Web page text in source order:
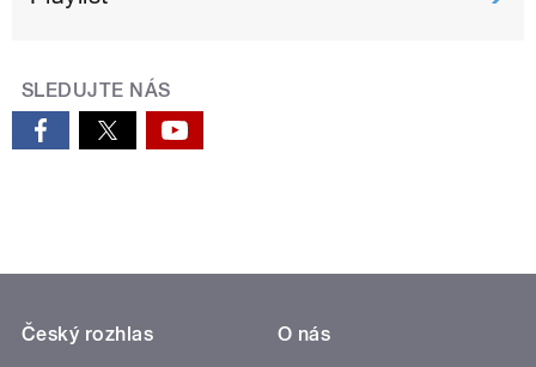
SLEDUJTE NÁS
Český rozhlas
O nás